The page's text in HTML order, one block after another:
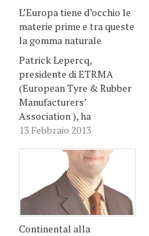
L’Europa tiene d’occhio le
materie prime e tra queste
la gomma naturale
Patrick Lepercq,
presidente di ETRMA
(European Tyre & Rubber
Manufacturers’
Association ), ha
partecipato il 12 febbraio
dell’High Level Group
della European Innovation
Partnership (EIP) sulle
materie prime. L’obiettivo
del gruppo di lavoro è
garantire che l’accesso
13 Febbraio 2013
Continental alla